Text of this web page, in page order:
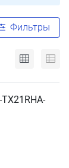
Фильтры